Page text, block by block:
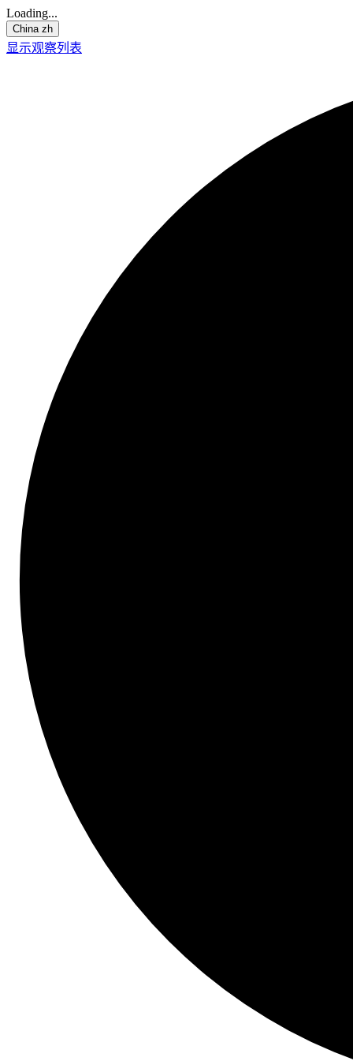
Loading...
China zh
显示观察列表